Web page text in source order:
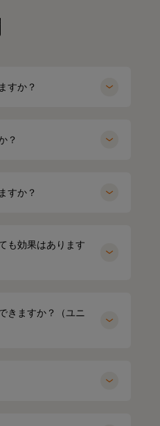
すか？
？
すか？
も効果はあります
きますか？（ユニ